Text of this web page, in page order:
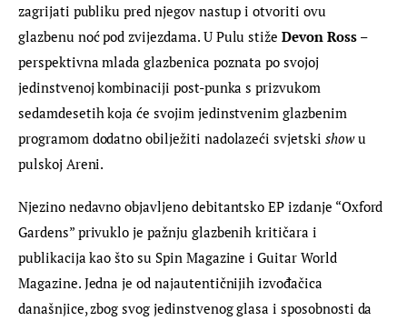
zagrijati publiku pred njegov nastup i otvoriti ovu
glazbenu noć pod zvijezdama. U Pulu stiže Devon Ross –
perspektivna mlada glazbenica poznata po svojoj
jedinstvenoj kombinaciji post-punka s prizvukom
sedamdesetih koja će svojim jedinstvenim glazbenim
programom dodatno obilježiti nadolazeći svjetski show u
pulskoj Areni.
Njezino nedavno objavljeno debitantsko EP izdanje “Oxford
Gardens” privuklo je pažnju glazbenih kritičara i
publikacija kao što su Spin Magazine i Guitar World
Magazine. Jedna je od najautentičnijih izvođačica
današnjice, zbog svog jedinstvenog glasa i sposobnosti da